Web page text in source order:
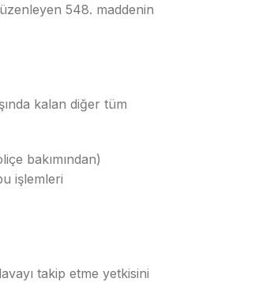
548. maddenin
kalan diğer tüm
bakımından)
işlemleri
takip etme yetkisini